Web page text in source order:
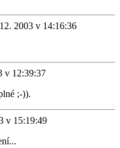
2003 v 14:16:36
v 12:39:37
;-)).
v 15:19:49